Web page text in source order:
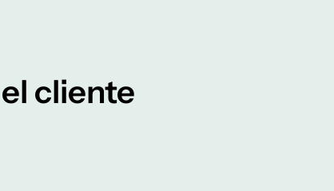
cliente